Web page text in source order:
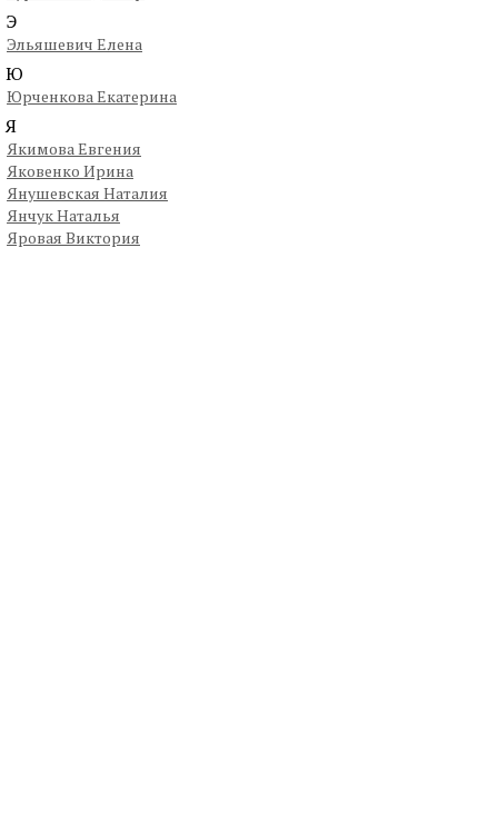
Э
Эльяшевич Елена
Ю
Юрченкова Екатерина
Я
Якимова Евгения
Яковенко Ирина
Янушевская Наталия
Янчук Наталья
Яровая Виктория